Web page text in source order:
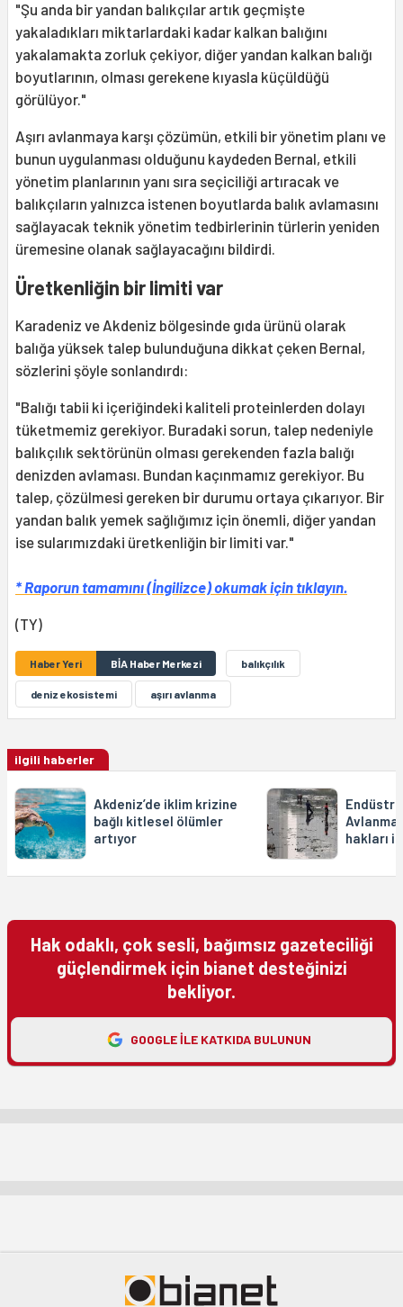
"Şu anda bir yandan balıkçılar artık geçmişte
yakaladıkları miktarlardaki kadar kalkan balığını
yakalamakta zorluk çekiyor, diğer yandan kalkan balığı
boyutlarının, olması gerekene kıyasla küçüldüğü
görülüyor."
Aşırı avlanmaya karşı çözümün, etkili bir yönetim planı ve
bunun uygulanması olduğunu kaydeden Bernal, etkili
yönetim planlarının yanı sıra seçiciliği artıracak ve
balıkçıların yalnızca istenen boyutlarda balık avlamasını
sağlayacak teknik yönetim tedbirlerinin türlerin yeniden
üremesine olanak sağlayacağını bildirdi.
Üretkenliğin bir limiti var
Karadeniz ve Akdeniz bölgesinde gıda ürünü olarak
balığa yüksek talep bulunduğuna dikkat çeken Bernal,
sözlerini şöyle sonlandırdı:
"Balığı tabii ki içeriğindeki kaliteli proteinlerden dolayı
tüketmemiz gerekiyor. Buradaki sorun, talep nedeniyle
balıkçılık sektörünün olması gerekenden fazla balığı
denizden avlaması. Bundan kaçınmamız gerekiyor. Bu
talep, çözülmesi gereken bir durumu ortaya çıkarıyor. Bir
yandan balık yemek sağlığımız için önemli, diğer yandan
ise sularımızdaki üretkenliğin bir limiti var."
* Raporun tamamını (İngilizce) okumak için tıklayın.
(TY)
Haber Yeri BİA Haber Merkezi balıkçılık
deniz ekosistemi aşırı avlanma
ilgili haberler
Akdeniz’de iklim krizine
bağlı kitlesel ölümler
artıyor
hakları
Hak odaklı, çok sesli, bağımsız gazeteciliği
güçlendirmek için bianet desteğinizi
bekliyor.
GOOGLE ILE KATKIDA BULUNUN